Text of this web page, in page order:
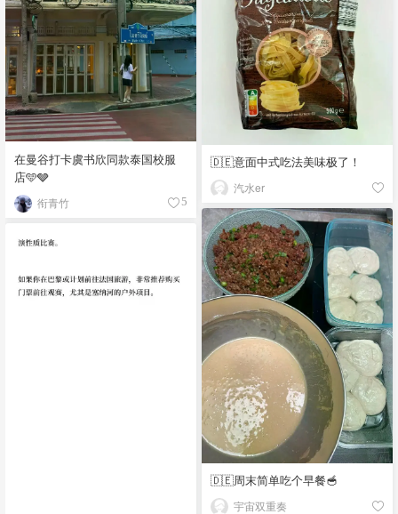
在曼谷打卡虞书欣同款泰国校服
店🩵🩶
衔青竹 5
🇩🇪意面中式吃法美味极了！
汽水er
🇩🇪周末简单吃个早餐🥣
宇宙双重奏